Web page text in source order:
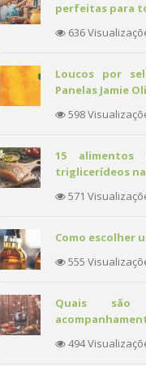
perfeitas para
636
Loucos por
Panelas Jamie
598
15 alimentos
triglicerídeos
571
Como escolher
555
Quais são
494